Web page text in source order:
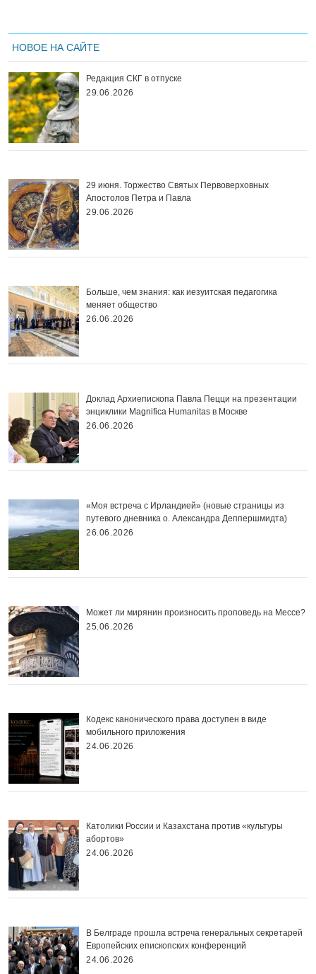
НОВОЕ НА САЙТЕ
Редакция СКГ в отпуске
29.06.2026
29 июня. Торжество Святых Первоверховных
Апостолов Петра и Павла
29.06.2026
Больше, чем знания: как иезуитская педагогика
меняет общество
26.06.2026
Доклад Архиепископа Павла Пецци на презентации
энциклики Magnifica Нumanitas в Москве
26.06.2026
«Моя встреча с Ирландией» (новые страницы из
путевого дневника о. Александра Деппершмидта)
26.06.2026
Может ли мирянин произносить проповедь на Мессе?
25.06.2026
Кодекс канонического права доступен в виде
мобильного приложения
24.06.2026
Католики России и Казахстана против «культуры
абортов»
24.06.2026
В Белграде прошла встреча генеральных секретарей
Европейских епископских конференций
24.06.2026